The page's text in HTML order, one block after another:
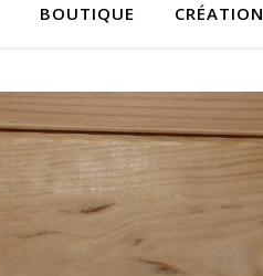
BOUTIQUE CRÉATION